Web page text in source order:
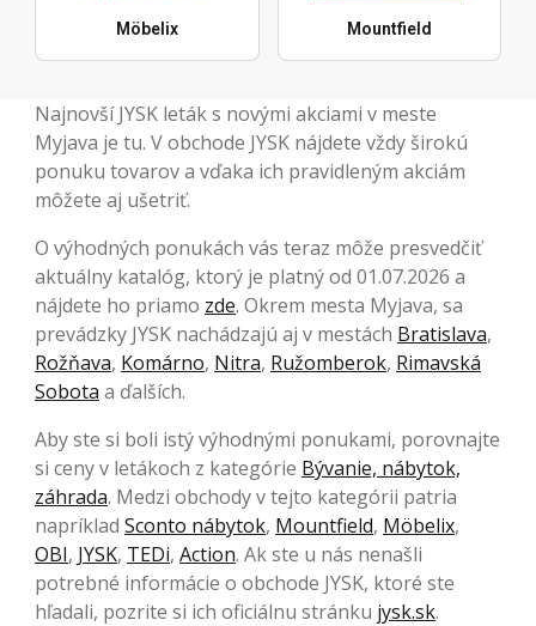
Möbelix Mountfield
Najnovší JYSK leták s novými akciami v meste
Myjava je tu. V obchode JYSK nájdete vždy širokú
ponuku tovarov a vďaka ich pravidleným akciám
môžete aj ušetriť.
O výhodných ponukách vás teraz môže presvedčiť
aktuálny katalóg, ktorý je platný od 01.07.2026 a
nájdete ho priamo zde. Okrem mesta Myjava, sa
prevádzky JYSK nachádzajú aj v mestách Bratislava,
Rožňava, Komárno, Nitra, Ružomberok, Rimavská
Sobota a ďalších.
Aby ste si boli istý výhodnými ponukami, porovnajte
si ceny v letákoch z kategórie Bývanie, nábytok,
záhrada. Medzi obchody v tejto kategórii patria
napríklad Sconto nábytok, Mountfield, Möbelix,
OBI, JYSK, TEDi, Action. Ak ste u nás nenašli
potrebné informácie o obchode JYSK, ktoré ste
hľadali, pozrite si ich oficiálnu stránku jysk.sk.